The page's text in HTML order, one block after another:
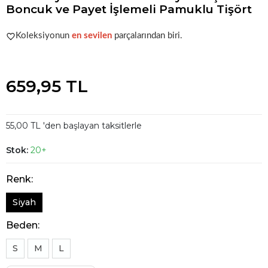
Boncuk ve Payet İşlemeli Pamuklu Tişört
Şu andaçok talep görüyor!
Koleksiyonun en sevilen parçalarından biri.
659,95 TL
55,00 TL 'den başlayan taksitlerle
Stok: 20+
Renk:
Siyah
Beden:
S M L